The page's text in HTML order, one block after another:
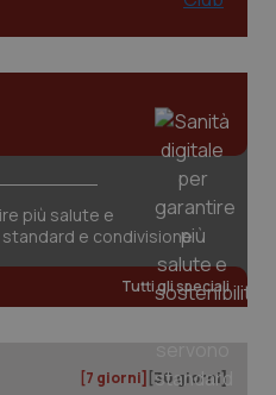
più salute e
e condivisione
Tutti gli speciali
[7 giorni] [30 giorni]
www.quotidianosanita.it